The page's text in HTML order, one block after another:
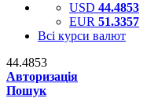
USD 44.4853
EUR 51.3357
Всі курси валют
44.4853
Авторизація
Пошук